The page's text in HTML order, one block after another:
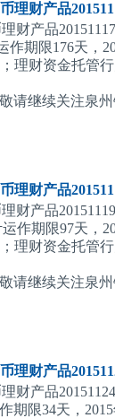
理财产品
产品
期限176天，
理财资金托管
请继续关注泉
理财产品
产品
作期限97天，
理财资金托管
请继续关注泉
理财产品
产品
期限34天，